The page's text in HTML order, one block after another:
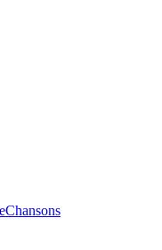
Chansons